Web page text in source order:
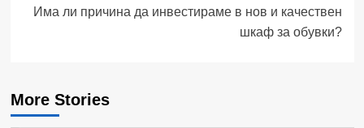
Има ли причина да инвестираме в нов и качествен
шкаф за обувки?
More Stories